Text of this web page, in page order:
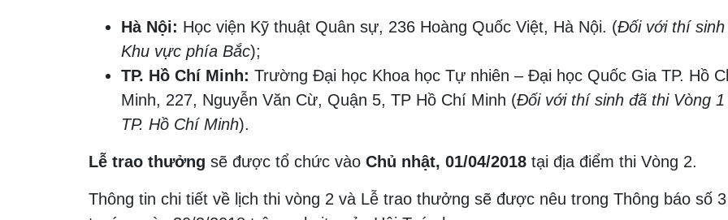
Hà Nội: Học viện Kỹ thuật Quân sự, 236 Hoàng Quốc Việt, Hà Nội. (Đối với thí sinh
Khu vực phía Bắc);
TP. Hồ Chí Minh:Trường Đại học Khoa học Tự nhiên – Đại học Quốc Gia TP. Hồ
Minh, 227, Nguyễn Văn Cừ, Quận 5, TP Hồ Chí Minh (Đối với thí sinh đã thi Vòng 1
TP. Hồ Chí Minh).
Lễ trao thưởngsẽ được tổ chức vàoChủ nhật, 01/04/2018tại địa điểm thi Vòng 2.
Thông tin chi tiết về lịch thi vòng 2 và Lễ trao thưởng sẽ được nêu trong Thông báo số 3